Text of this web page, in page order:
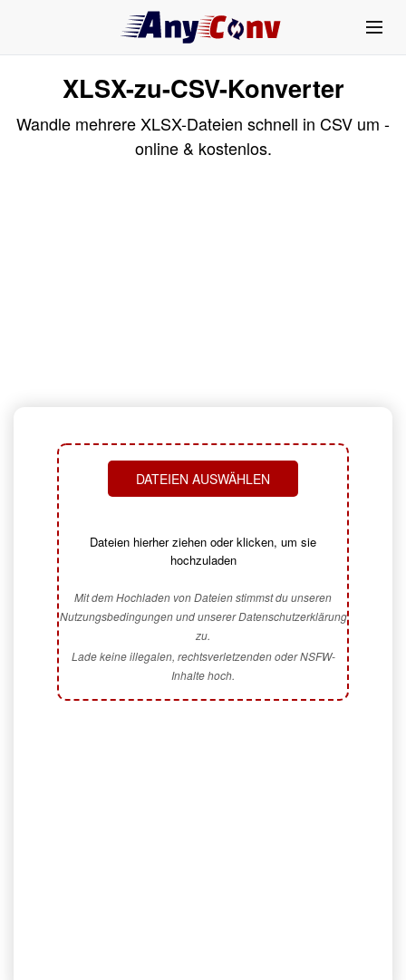
XLSX-zu-CSV-Konverter
Wandle mehrere XLSX-Dateien schnell in CSV um -
online & kostenlos.
DATEIEN AUSWÄHLEN
Dateien hierher ziehen oder klicken, um sie
hochzuladen
Mit dem Hochladen von Dateien stimmst du unseren
Nutzungsbedingungen und unserer Datenschutzerklärung
zu.
Lade keine illegalen, rechtsverletzenden oder NSFW-
Inhalte hoch.